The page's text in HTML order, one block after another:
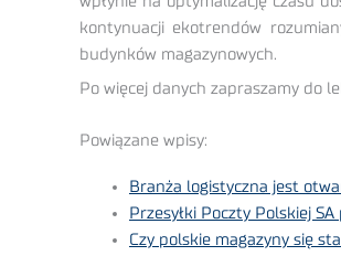
kontynuacji ekotrendów
budynków magazynowych.
Po więcej danych zapraszamy do
Powiązane wpisy:
Branża logistyczna jest
Przesyłki Poczty Polskiej
Czy polskie magazyny się